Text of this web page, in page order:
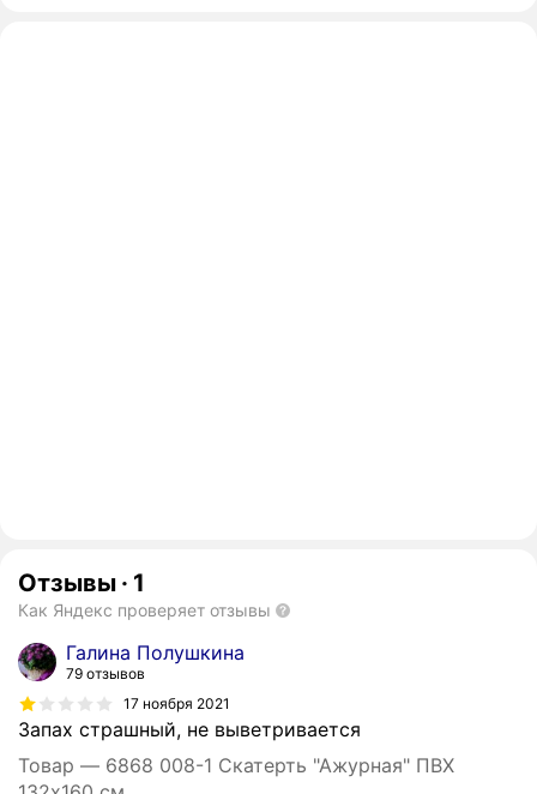
Отзывы · 1
Как Яндекс проверяет отзывы
Галина Полушкина
79 отзывов
17 ноября 2021
Запах страшный, не выветривается
Товар — 6868 008-1 Скатерть "Ажурная" ПВХ